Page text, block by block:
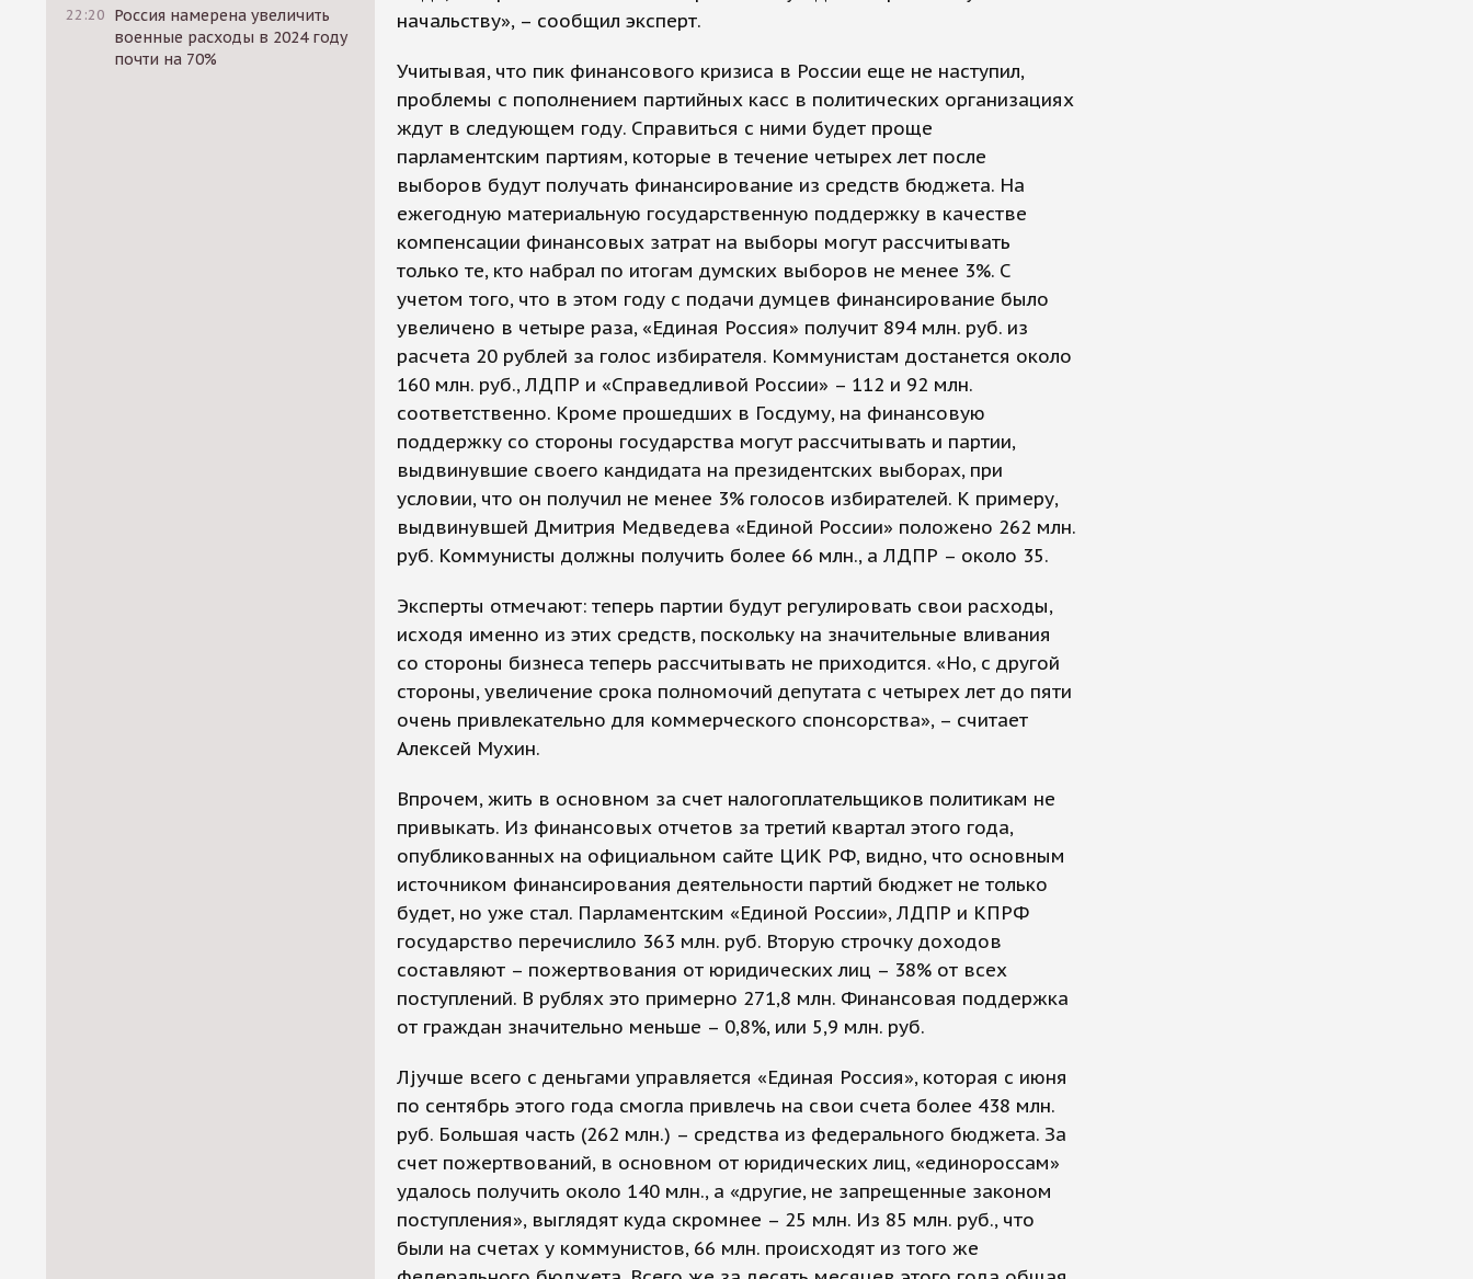
22:20 Россия намерена увеличить
военные расходы в 2024 году
почти на 70%
начальству», – сообщил эксперт.
Учитывая, что пик финансового кризиса в России еще не наступил,
проблемы с пополнением партийных касс в политических организациях
ждут в следующем году. Справиться с ними будет проще
парламентским партиям, которые в течение четырех лет после
выборов будут получать финансирование из средств бюджета. На
ежегодную материальную государственную поддержку в качестве
компенсации финансовых затрат на выборы могут рассчитывать
только те, кто набрал по итогам думских выборов не менее 3%. С
учетом того, что в этом году с подачи думцев финансирование было
увеличено в четыре раза, «Единая Россия» получит 894 млн. руб. из
расчета 20 рублей за голос избирателя. Коммунистам достанется около
160 млн. руб., ЛДПР и «Справедливой России» – 112 и 92 млн.
соответственно. Кроме прошедших в Госдуму, на финансовую
поддержку со стороны государства могут рассчитывать и партии,
выдвинувшие своего кандидата на президентских выборах, при
условии, что он получил не менее 3% голосов избирателей. К примеру,
выдвинувшей Дмитрия Медведева «Единой России» положено 262 млн.
руб. Коммунисты должны получить более 66 млн., а ЛДПР – около 35.
Эксперты отмечают: теперь партии будут регулировать свои расходы,
исходя именно из этих средств, поскольку на значительные вливания
со стороны бизнеса теперь рассчитывать не приходится. «Но, с другой
стороны, увеличение срока полномочий депутата с четырех лет до пяти
очень привлекательно для коммерческого спонсорства», – считает
Алексей Мухин.
Впрочем, жить в основном за счет налогоплательщиков политикам не
привыкать. Из финансовых отчетов за третий квартал этого года,
опубликованных на официальном сайте ЦИК РФ, видно, что основным
источником финансирования деятельности партий бюджет не только
будет, но уже стал. Парламентским «Единой России», ЛДПР и КПРФ
государство перечислило 363 млн. руб. Вторую строчку доходов
составляют – пожертвования от юридических лиц – 38% от всех
поступлений. В рублях это примерно 271,8 млн. Финансовая поддержка
от граждан значительно меньше – 0,8%, или 5,9 млн. руб.
Лjучше всего с деньгами управляется «Единая Россия», которая с июня
по сентябрь этого года смогла привлечь на свои счета более 438 млн.
руб. Большая часть (262 млн.) – средства из федерального бюджета. За
счет пожертвований, в основном от юридических лиц, «единороссам»
удалось получить около 140 млн., а «другие, не запрещенные законом
поступления», выглядят куда скромнее – 25 млн. Из 85 млн. руб., что
были на счетах у коммунистов, 66 млн. происходят из того же